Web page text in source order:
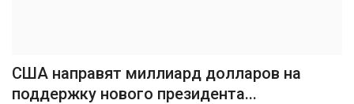
США направят миллиард долларов на
поддержку нового президента...